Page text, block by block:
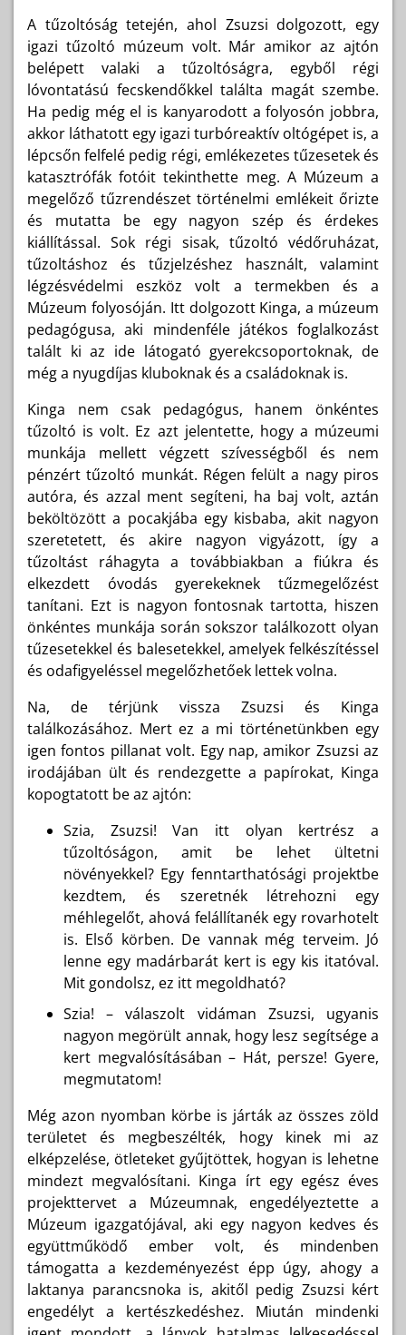
A tűzoltóság tetején, ahol Zsuzsi dolgozott, egy
igazi tűzoltó múzeum volt. Már amikor az ajtón
belépett valaki a tűzoltóságra, egyből régi
lóvontatású fecskendőkkel találta magát szembe.
Ha pedig még el is kanyarodott a folyosón jobbra,
akkor láthatott egy igazi turbóreaktív oltógépet is, a
lépcsőn felfelé pedig régi, emlékezetes tűzesetek és
katasztrófák fotóit tekinthette meg. A Múzeum a
megelőző tűzrendészet történelmi emlékeit őrizte
és mutatta be egy nagyon szép és érdekes
kiállítással. Sok régi sisak, tűzoltó védőruházat,
tűzoltáshoz és tűzjelzéshez használt, valamint
légzésvédelmi eszköz volt a termekben és a
Múzeum folyosóján. Itt dolgozott Kinga, a múzeum
pedagógusa, aki mindenféle játékos foglalkozást
talált ki az ide látogató gyerekcsoportoknak, de
még a nyugdíjas kluboknak és a családoknak is.
Kinga nem csak pedagógus, hanem önkéntes
tűzoltó is volt. Ez azt jelentette, hogy a múzeumi
munkája mellett végzett szívességből és nem
pénzért tűzoltó munkát. Régen felült a nagy piros
autóra, és azzal ment segíteni, ha baj volt, aztán
beköltözött a pocakjába egy kisbaba, akit nagyon
szeretetett, és akire nagyon vigyázott, így a
tűzoltást ráhagyta a továbbiakban a fiúkra és
elkezdett óvodás gyerekeknek tűzmegelőzést
tanítani. Ezt is nagyon fontosnak tartotta, hiszen
önkéntes munkája során sokszor találkozott olyan
tűzesetekkel és balesetekkel, amelyek felkészítéssel
és odafigyeléssel megelőzhetőek lettek volna.
Na, de térjünk vissza Zsuzsi és Kinga
találkozásához. Mert ez a mi történetünkben egy
igen fontos pillanat volt. Egy nap, amikor Zsuzsi az
irodájában ült és rendezgette a papírokat, Kinga
kopogtatott be az ajtón:
Szia, Zsuzsi! Van itt olyan kertrész a
tűzoltóságon, amit be lehet ültetni
növényekkel? Egy fenntarthatósági projektbe
kezdtem, és szeretnék létrehozni egy
méhlegelőt, ahová felállítanék egy rovarhotelt
is. Első körben. De vannak még terveim. Jó
lenne egy madárbarát kert is egy kis itatóval.
Mit gondolsz, ez itt megoldható?
Szia! – válaszolt vidáman Zsuzsi, ugyanis
nagyon megörült annak, hogy lesz segítsége a
kert megvalósításában – Hát, persze! Gyere,
megmutatom!
Még azon nyomban körbe is járták az összes zöld
területet és megbeszélték, hogy kinek mi az
elképzelése, ötleteket gyűjtöttek, hogyan is lehetne
mindezt megvalósítani. Kinga írt egy egész éves
projekttervet a Múzeumnak, engedélyeztette a
Múzeum igazgatójával, aki egy nagyon kedves és
együttműködő ember volt, és mindenben
támogatta a kezdeményezést épp úgy, ahogy a
laktanya parancsnoka is, akitől pedig Zsuzsi kért
engedélyt a kertészkedéshez. Miután mindenki